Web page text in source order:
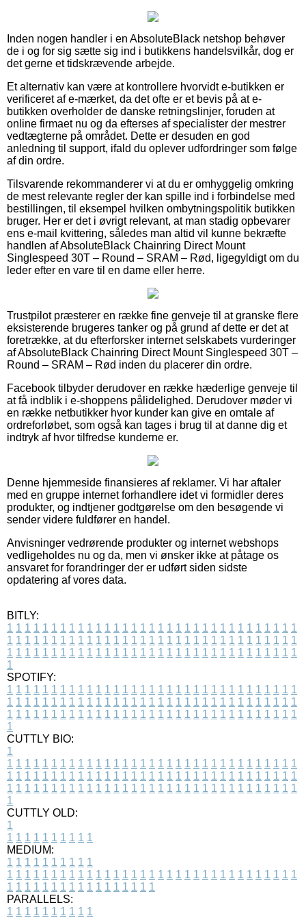
Inden nogen handler i en AbsoluteBlack netshop behøver
de i og for sig sætte sig ind i butikkens handelsvilkår, dog er
det gerne et tidskrævende arbejde.
Et alternativ kan være at kontrollere hvorvidt e-butikken er
verificeret af e-mærket, da det ofte er et bevis på at e-
butikken overholder de danske retningslinjer, foruden at
online firmaet nu og da efterses af specialister der mestrer
vedtægterne på området. Dette er desuden en god
anledning til support, ifald du oplever udfordringer som følge
af din ordre.
Tilsvarende rekommanderer vi at du er omhyggelig omkring
de mest relevante regler der kan spille ind i forbindelse med
bestillingen, til eksempel hvilken ombytningspolitik butikken
bruger. Her er det i øvrigt relevant, at man stadig opbevarer
ens e-mail kvittering, således man altid vil kunne bekræfte
handlen af AbsoluteBlack Chainring Direct Mount
Singlespeed 30T – Round – SRAM – Rød, ligegyldigt om du
leder efter en vare til en dame eller herre.
Trustpilot præsterer en række fine genveje til at granske flere
eksisterende brugeres tanker og på grund af dette er det at
foretrække, at du efterforsker internet selskabets vurderinger
af AbsoluteBlack Chainring Direct Mount Singlespeed 30T –
Round – SRAM – Rød inden du placerer din ordre.
Facebook tilbyder derudover en række hæderlige genveje til
at få indblik i e-shoppens pålidelighed. Derudover møder vi
en række netbutikker hvor kunder kan give en omtale af
ordreforløbet, som også kan tages i brug til at danne dig et
indtryk af hvor tilfredse kunderne er.
Denne hjemmeside finansieres af reklamer. Vi har aftaler
med en gruppe internet forhandlere idet vi formidler deres
produkter, og indtjener godtgørelse om den besøgende vi
sender videre fuldfører en handel.
Anvisninger vedrørende produkter og internet webshops
vedligeholdes nu og da, men vi ønsker ikke at påtage os
ansvaret for forandringer der er udført siden sidste
opdatering af vores data.
BITLY:
1 1 1 1 1 1 1 1 1 1 1 1 1 1 1 1 1 1 1 1 1 1 1 1 1 1 1 1 1 1 1 1 1
1 1 1 1 1 1 1 1 1 1 1 1 1 1 1 1 1 1 1 1 1 1 1 1 1 1 1 1 1 1 1 1 1
1 1 1 1 1 1 1 1 1 1 1 1 1 1 1 1 1 1 1 1 1 1 1 1 1 1 1 1 1 1 1 1 1
1
SPOTIFY:
1 1 1 1 1 1 1 1 1 1 1 1 1 1 1 1 1 1 1 1 1 1 1 1 1 1 1 1 1 1 1 1 1
1 1 1 1 1 1 1 1 1 1 1 1 1 1 1 1 1 1 1 1 1 1 1 1 1 1 1 1 1 1 1 1 1
1 1 1 1 1 1 1 1 1 1 1 1 1 1 1 1 1 1 1 1 1 1 1 1 1 1 1 1 1 1 1 1 1
1
CUTTLY BIO:
1
1 1 1 1 1 1 1 1 1 1 1 1 1 1 1 1 1 1 1 1 1 1 1 1 1 1 1 1 1 1 1 1 1
1 1 1 1 1 1 1 1 1 1 1 1 1 1 1 1 1 1 1 1 1 1 1 1 1 1 1 1 1 1 1 1 1
1 1 1 1 1 1 1 1 1 1 1 1 1 1 1 1 1 1 1 1 1 1 1 1 1 1 1 1 1 1 1 1 1
1
CUTTLY OLD:
1
1 1 1 1 1 1 1 1 1 1
MEDIUM:
1 1 1 1 1 1 1 1 1 1
1 1 1 1 1 1 1 1 1 1 1 1 1 1 1 1 1 1 1 1 1 1 1 1 1 1 1 1 1 1 1 1 1
1 1 1 1 1 1 1 1 1 1 1 1 1 1 1 1 1
PARALLELS:
1 1 1 1 1 1 1 1 1 1